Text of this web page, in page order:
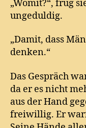
„Womit?“, frug
ungeduldig.
„Damit, dass
denken.“
Das Gespräch
da er es nicht
aus der Hand
freiwillig. Er